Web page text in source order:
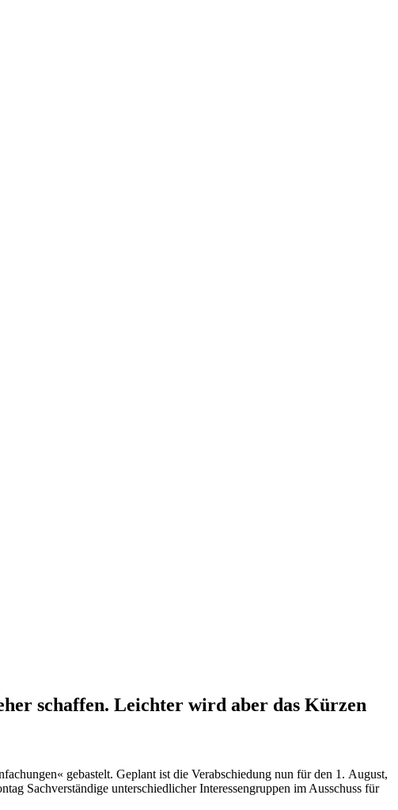
schaffen. Leichter wird aber das Kürzen
gebastelt. Geplant ist die Verabschiedung nun für den 1. August,
Sachverständige unterschiedlicher Interessengruppen im Ausschuss für